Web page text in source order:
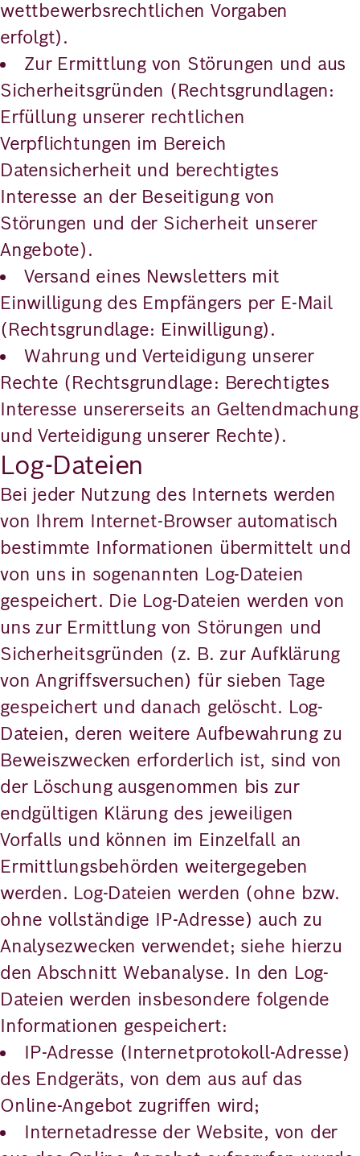
wettbewerbsrechtlichen Vorgaben
erfolgt).
Zur Ermittlung von Störungen und aus
Sicherheitsgründen (Rechtsgrundlagen:
Erfüllung unserer rechtlichen
Verpflichtungen im Bereich
Datensicherheit und berechtigtes
Interesse an der Beseitigung von
Störungen und der Sicherheit unserer
Angebote).
Versand eines Newsletters mit
Einwilligung des Empfängers per E-Mail
(Rechtsgrundlage: Einwilligung).
Wahrung und Verteidigung unserer
Rechte (Rechtsgrundlage: Berechtigtes
Interesse unsererseits an Geltendmachung
und Verteidigung unserer Rechte).
Log-Dateien
Bei jeder Nutzung des Internets werden
von Ihrem Internet-Browser automatisch
bestimmte Informationen übermittelt und
von uns in sogenannten Log-Dateien
gespeichert. Die Log-Dateien werden von
uns zur Ermittlung von Störungen und
Sicherheitsgründen (z. B. zur Aufklärung
von Angriffsversuchen) für sieben Tage
gespeichert und danach gelöscht. Log-
Dateien, deren weitere Aufbewahrung zu
Beweiszwecken erforderlich ist, sind von
der Löschung ausgenommen bis zur
endgültigen Klärung des jeweiligen
Vorfalls und können im Einzelfall an
Ermittlungsbehörden weitergegeben
werden. Log-Dateien werden (ohne bzw.
ohne vollständige IP-Adresse) auch zu
Analysezwecken verwendet; siehe hierzu
den Abschnitt Webanalyse. In den Log-
Dateien werden insbesondere folgende
Informationen gespeichert:
IP-Adresse (Internetprotokoll-Adresse)
des Endgeräts, von dem aus auf das
Online-Angebot zugriffen wird;
Internetadresse der Website, von der